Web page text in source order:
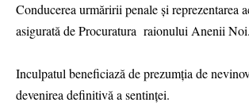
Conducerea urmăririi penale și reprezentarea
asigurată de Procuratura raionului Anenii Noi.
Inculpatul beneficiază de prezumția de
devenirea definitivă a sentinței.